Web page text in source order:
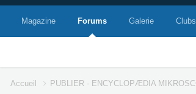
Magazine Forums Galerie Clubs
Accueil PUBLIER - ENCYCLOPÆDIA